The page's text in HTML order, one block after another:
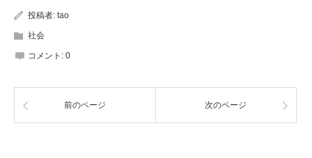
投稿者: tao
社会
コメント: 0
前のページ 次のページ